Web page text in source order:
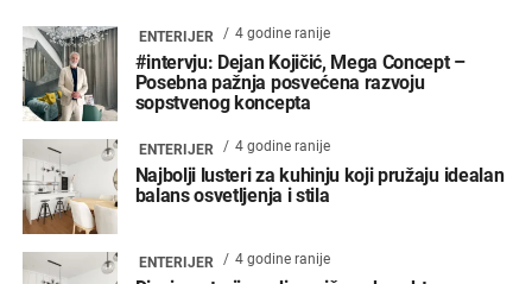
ENTERIJER 4 godine ranije
#intervju: Dejan Kojičić, Mega Concept –
Posebna pažnja posvećena razvoju
sopstvenog koncepta
ENTERIJER 4 godine ranije
Najbolji lusteri za kuhinju koji pružaju idealan
balans osvetljenja i stila
ENTERIJER 4 godine ranije